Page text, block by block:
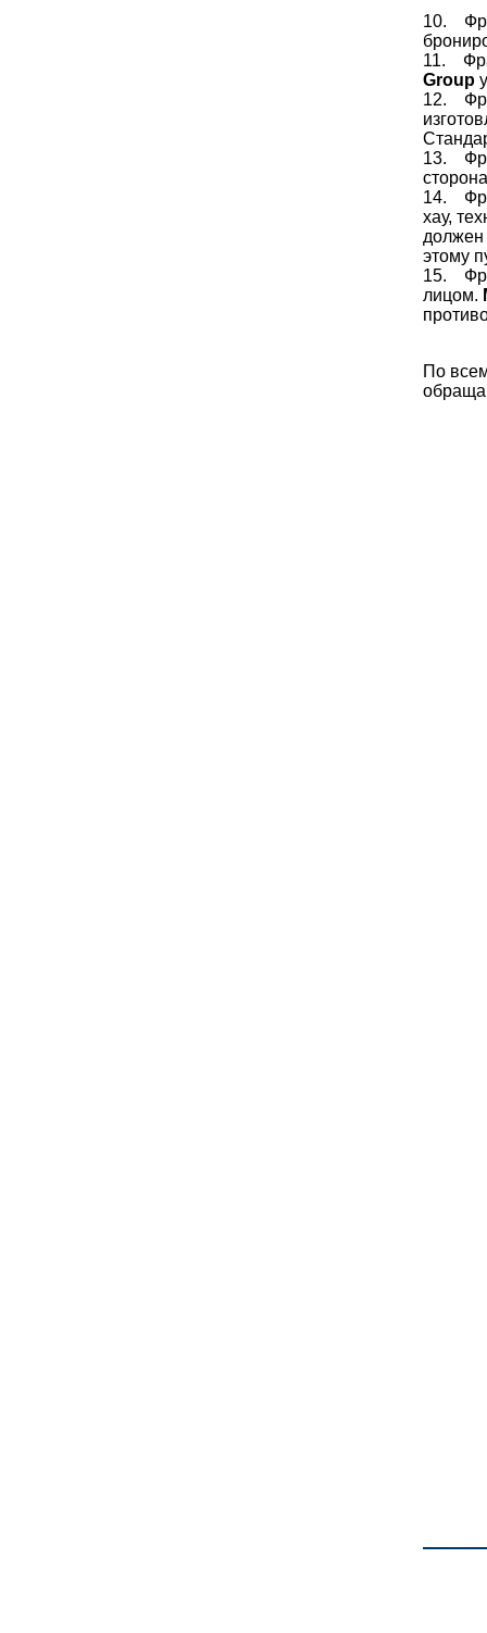
10.
11.
Group
12.
13.
14.
хау,
должен
этому
15.
лицом.
По